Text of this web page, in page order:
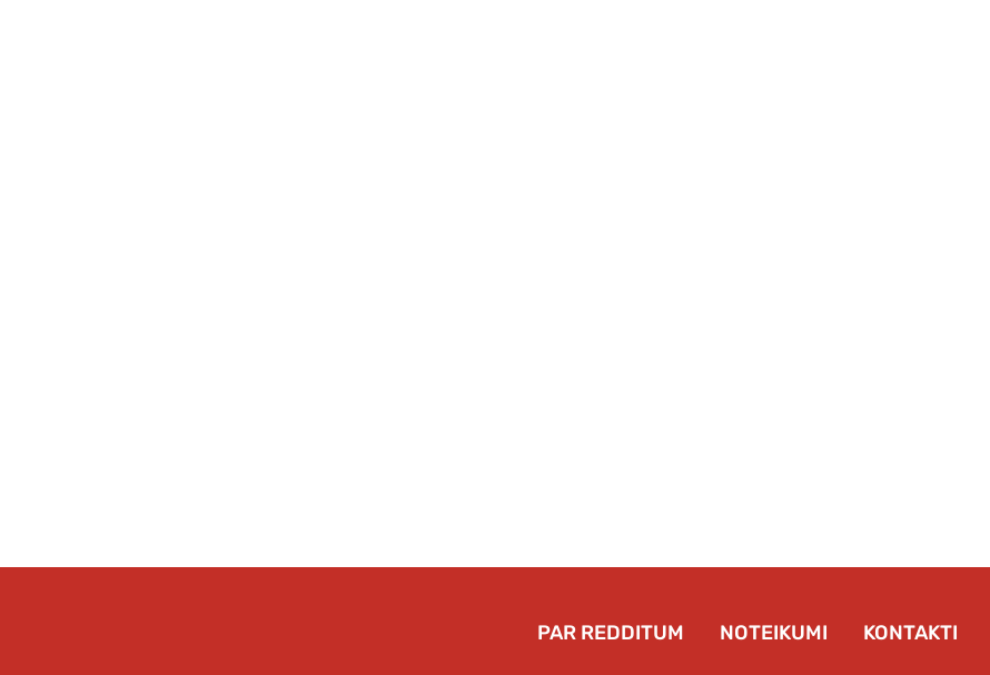
PAR REDDITUM NOTEIKUMI KONTAKTI